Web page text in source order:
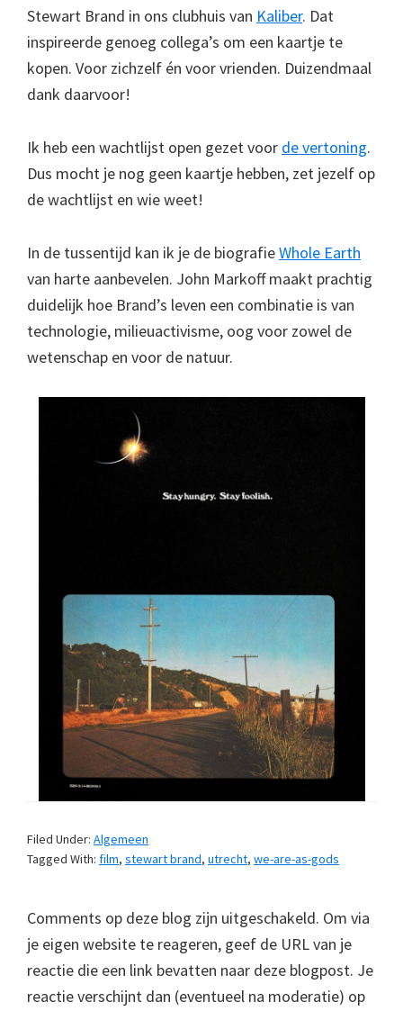
Stewart Brand in ons clubhuis van Kaliber. Dat
inspireerde genoeg collega’s om een kaartje te
kopen. Voor zichzelf én voor vrienden. Duizendmaal
dank daarvoor!
Ik heb een wachtlijst open gezet voor de vertoning.
Dus mocht je nog geen kaartje hebben, zet jezelf op
de wachtlijst en wie weet!
In de tussentijd kan ik je de biografieWhole Earth
van harte aanbevelen. John Markoff maakt prachtig
duidelijk hoe Brand’s leven een combinatie is van
technologie, milieuactivisme, oog voor zowel de
wetenschap en voor de natuur.
Filed Under: Algemeen
Tagged With: film, stewart brand, utrecht, we-are-as-gods
Comments op deze blog zijn uitgeschakeld. Om via
je eigen website te reageren, geef de URL van je
reactie die een link bevatten naar deze blogpost. Je
reactie verschijnt dan (eventueel na moderatie) op